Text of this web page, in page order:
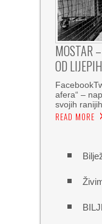
MOSTAR
OD
afera“ –
svojih
READ MORE